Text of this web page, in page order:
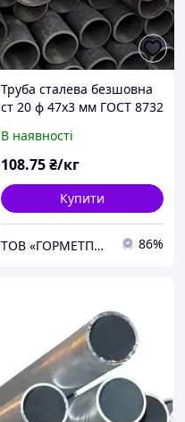
Труба сталева безшовна
ст 20 ф 47х3 мм ГОСТ 8732
холоднокатані
В наявності
108.75₴/кг
Купити
ТОВ «ГОРМЕТПОСТАЧ» – якісний металопрокат і надійні матеріали вчасно 86%